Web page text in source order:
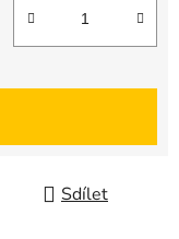
Sdílet